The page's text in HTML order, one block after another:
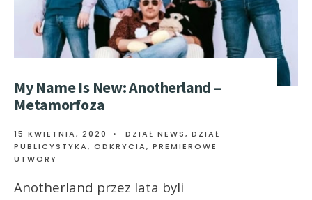
My Name Is New: Anotherland –
Metamorfoza
15 KWIETNIA, 2020 • DZIAŁ NEWS, DZIAŁ
PUBLICYSTYKA, ODKRYCIA, PREMIEROWE
UTWORY
Anotherland przez lata byli